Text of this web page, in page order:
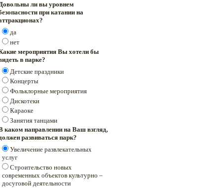
ли вы уровнем
при катании на
да
нет
мероприятия Вы хотели бы
в парке?
Детские праздники
Концерты
Фольклорные мероприятия
Дискотеки
Караоке
Занятия танцами
каком направлении на Ваш взгляд,
развиваться парк?
Увеличение развлекательных
услуг
Строительство новых
современных объектов культурно –
досуговой деятельности